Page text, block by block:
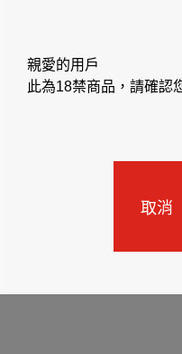
親愛的用戶
此為18禁商品，請確認
取消